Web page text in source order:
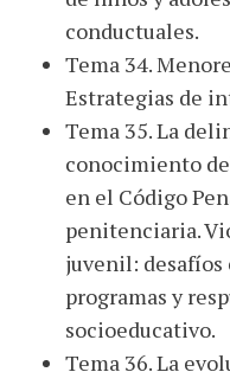
conductuales.
Tema 34.
Estrategias de
Tema 35. La
conocimiento
en el Código
penitenciaria.
juvenil:
programas y
socioeducativo.
Tema 36. La